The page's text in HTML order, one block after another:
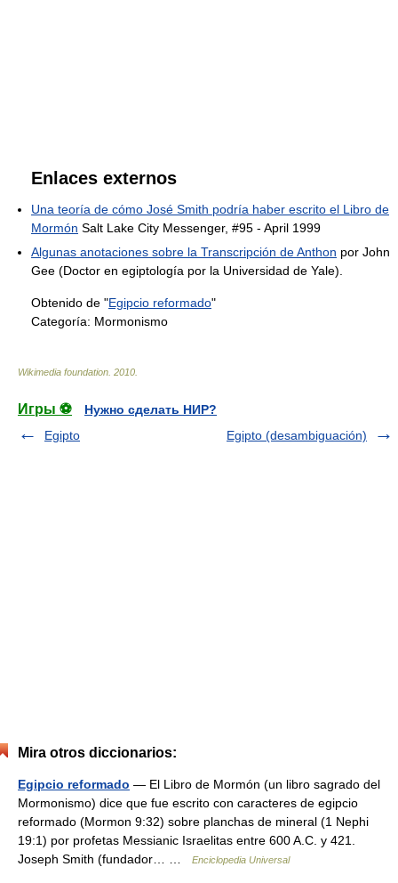
Enlaces externos
Una teoría de cómo José Smith podría haber escrito el Libro de
Mormón Salt Lake City Messenger, #95 - April 1999
Algunas anotaciones sobre la Transcripción de Anthon por John
Gee (Doctor en egiptología por la Universidad de Yale).
Obtenido de "Egipcio reformado"
Categoría: Mormonismo
Wikimedia foundation 2010
Игры ⚽
Нужно сделать НИР?
Egipto
Egipto (desambiguación)
Mira otros diccionarios:
Egipcio reformado — El Libro de Mormón (un libro sagrado del
Mormonismo) dice que fue escrito con caracteres de egipcio
reformado (Mormon 9:32) sobre planchas de mineral (1 Nephi
19:1) por profetas Messianic Israelitas entre 600 A.C. y 421.
Joseph Smith (fundador… …
Enciclopedia Universal